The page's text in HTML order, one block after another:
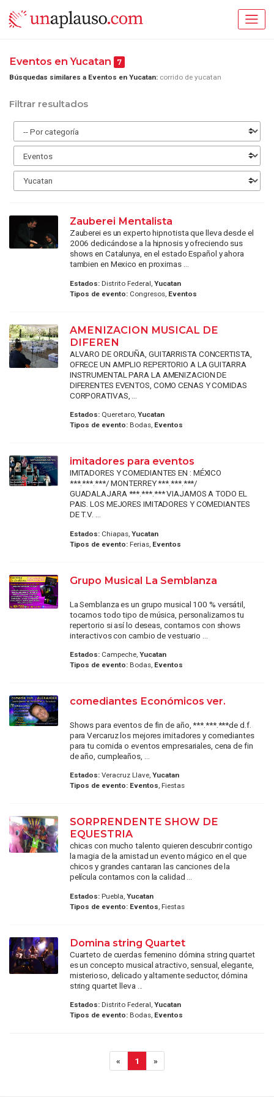
Eventos en Yucatan 7
Búsquedas similares a Eventos en Yucatan: corrido de yucatan
Filtrar resultados
Zauberei Mentalista
Zauberei es un experto hipnotista que lleva desde el
2006 dedicándose a la hipnosis y ofreciendo sus
shows en Catalunya, en el estado Español y ahora
tambien en Mexico en proximas ...
Estados:Distrito Federal, Yucatan
Tipos de evento:Congresos, Eventos
AMENIZACION MUSICAL DE
DIFEREN
ALVARO DE ORDUÑA, GUITARRISTA CONCERTISTA,
OFRECE UN AMPLIO REPERTORIO A LA GUITARRA
INSTRUMENTAL PARA LA AMENIZACION DE
DIFERENTES EVENTOS, COMO CENAS Y COMIDAS
CORPORATIVAS, ...
Estados:Queretaro, Yucatan
Tipos de evento:Bodas, Eventos
imitadores para eventos
IMITADORES Y COMEDIANTES EN : MÉXICO
***.***.***/ MONTERREY ***.***.***/
GUADALAJARA ***.***.*** VIAJAMOS A TODO EL
PAIS. LOS MEJORES IMITADORES Y COMEDIANTES
DE T.V. ...
Estados:Chiapas, Yucatan
Tipos de evento:Ferias, Eventos
Grupo Musical La Semblanza
La Semblanza es un grupo musical 100 % versátil,
tocamos todo tipo de música, personalizamos tu
repertorio si así lo deseas, contamos con shows
interactivos con cambio de vestuario ...
Estados:Campeche, Yucatan
Tipos de evento:Bodas, Eventos
comediantes Económicos ver.
Shows para eventos de fin de año, ***.***.***de d.f.
para Vercaruz los mejores imitadores y comediantes
para tu comida o eventos empresariales, cena de fin
de año, cumpleaños, ...
Estados:Veracruz Llave, Yucatan
Tipos de evento: Eventos, Fiestas
SORPRENDENTE SHOW DE
EQUESTRIA
chicas con mucho talento quieren descubrir contigo
la magia de la amistad un evento mágico en el que
chicos y grandes cantaran las canciones de la
película contamos con la calidad ...
Estados:Puebla, Yucatan
Tipos de evento: Eventos, Fiestas
Domina string Quartet
Cuarteto de cuerdas femenino dómina string quartet
es un concepto musical atractivo, sensual, elegante,
misterioso, delicado y altamente seductor, dómina
string quartet lleva ...
Estados:Distrito Federal, Yucatan
Tipos de evento:Bodas, Eventos
« 1 »